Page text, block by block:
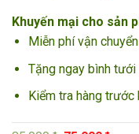
85.000₫.
tại
là:
Khuyến mại cho sản
Miễn phí vận
Tặng ngay bình
Kiểm tra hàng trước